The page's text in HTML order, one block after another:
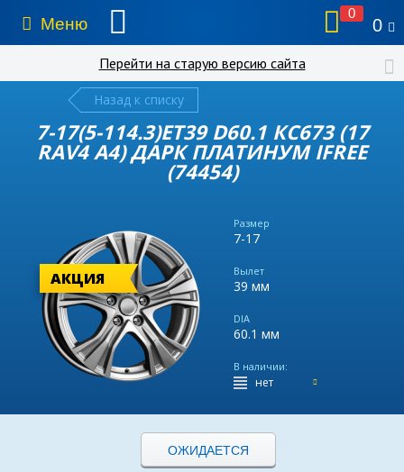
Меню
0
0
Перейти на старую версию сайта
Назад к списку
7-17(5-114.3)ET39 D60.1 КС673 (17
RAV4 A4) ДАРК ПЛАТИНУМ IFREE
(74454)
Размер
7-17
Вылет
39 мм
DIA
60.1 мм
В наличии:
нет
АКЦИЯ
ОЖИДАЕТСЯ